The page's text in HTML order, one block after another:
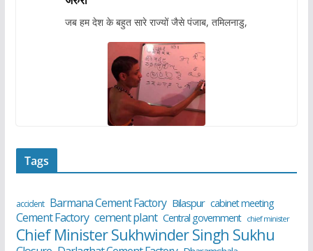
जब हम देश के बहुत सारे राज्यों जैसे पंजाब, तमिलनाडु,
Tags
accident Barmana Cement Factory Bilaspur cabinet meeting
Cement Factory cement plant Central government chief minister
Chief Minister Sukhwinder Singh Sukhu